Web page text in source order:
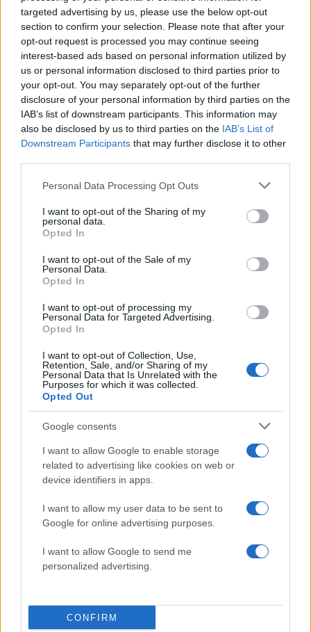
targeted advertising by us, please use the below opt-out
section to confirm your selection. Please note that after your
opt-out request is processed you may continue seeing
interest-based ads based on personal information utilized by
us or personal information disclosed to third parties prior to
your opt-out. You may separately opt-out of the further
disclosure of your personal information by third parties on the
IAB’s list of downstream participants. This information may
also be disclosed by us to third parties on the IAB’s List of
Downstream Participants that may further disclose it to other
Please note that this website/app uses one or more Google
not limited to your visit or usage behaviour. You may click to
grant or deny consent to Google and its third-party tags to
use your data for below specified purposes in below Google
consent section.
Personal Data Processing Opt Outs
I want to opt-out of the Sharing of my
personal data.
Opted In
I want to opt-out of the Sale of my
Personal Data.
Opted In
I want to opt-out of processing my
Personal Data for Targeted Advertising.
Opted In
I want to opt-out of Collection, Use,
Retention, Sale, and/or Sharing of my
Personal Data that Is Unrelated with the
Purposes for which it was collected.
Opted Out
Google consents
I want to allow Google to enable storage
related to advertising like cookies on web or
device identifiers in apps.
I want to allow my user data to be sent to
Google for online advertising purposes.
I want to allow Google to send me
personalized advertising.
CONFIRM
Κατερίνα Καινούργιου: Η νέα φωτογραφία της
08.08.2026
Στέφανος Κασσελάκης: «Η δημιουργία
δημιουργικά όνειρα που έχω»
08.08.2026